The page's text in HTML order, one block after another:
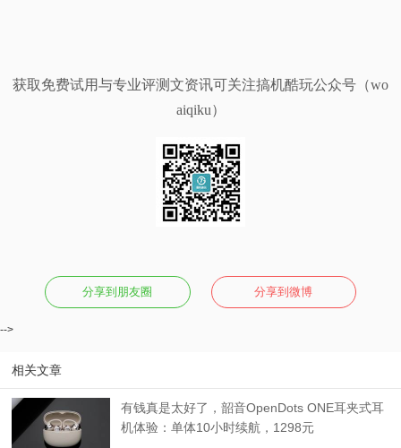
获取免费试用与专业评测文资讯可关注搞机酷玩公众号（wo
aiqiku）
分享到朋友圈 分享到微博
-->
相关文章
有钱真是太好了，韶音OpenDots ONE耳夹式耳
机体验：单体10小时续航，1298元